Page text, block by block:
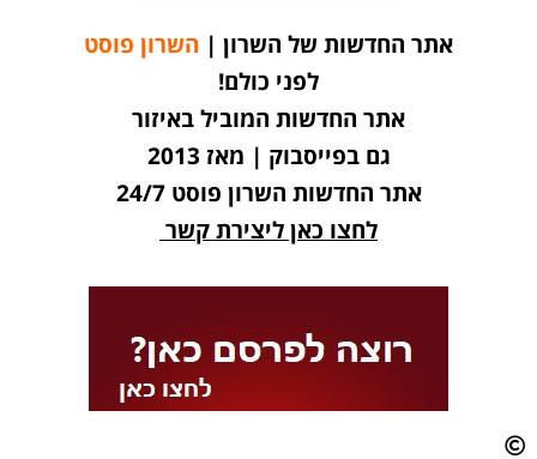
אתר החדשות של השרון | השרון פוסט
לפני כולם!
אתר החדשות המוביל באיזור
גם בפייסבוק | מאז 2013
אתר החדשות השרון פוסט 24/7
לחצו כאן ליצירת קשר